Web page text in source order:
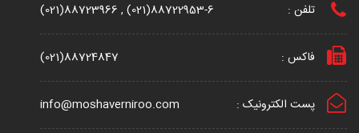
تلفن : (021)88723966 , (021)88722953-6
فاکس : (021)88724847
پست الکترونیک : info@moshaverniroo.com